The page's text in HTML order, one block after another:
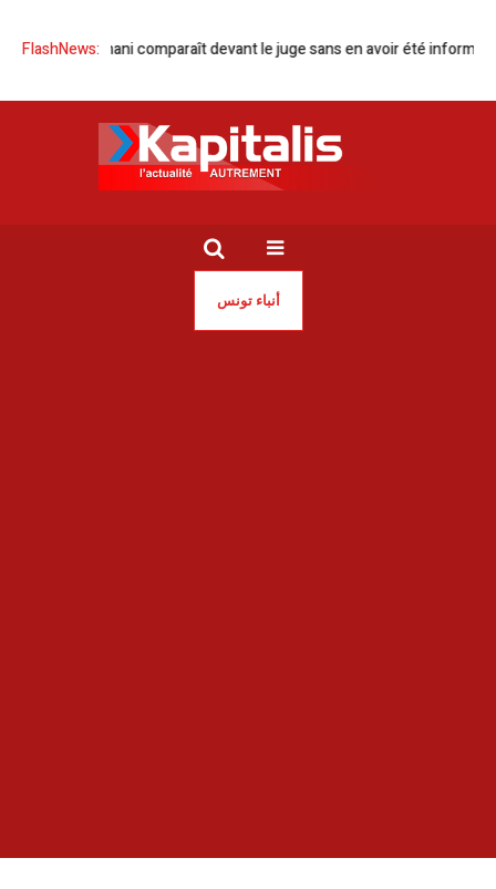
FlashNews:
Sonia Dahmani comparaît devant le juge sans en avoir été informée
أنباء تونس